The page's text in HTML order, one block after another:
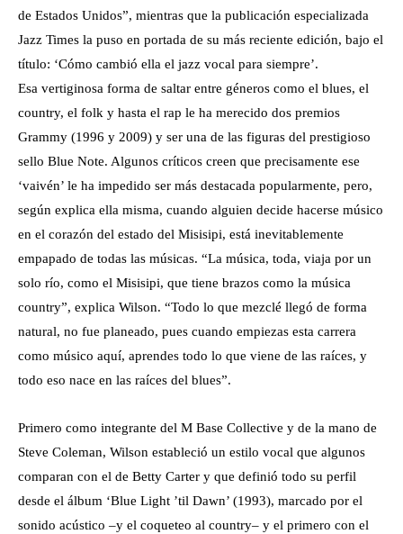
de Estados Unidos”, mientras que la publicación especializada
Jazz Times la puso en portada de su más reciente edición, bajo el
título: ‘Cómo cambió ella el jazz vocal para siempre’.
Esa vertiginosa forma de saltar entre géneros como el blues, el
country, el folk y hasta el rap le ha merecido dos premios
Grammy (1996 y 2009) y ser una de las figuras del prestigioso
sello Blue Note. Algunos críticos creen que precisamente ese
‘vaivén’ le ha impedido ser más destacada popularmente, pero,
según explica ella misma, cuando alguien decide hacerse músico
en el corazón del estado del Misisipi, está inevitablemente
empapado de todas las músicas. “La música, toda, viaja por un
solo río, como el Misisipi, que tiene brazos como la música
country”, explica Wilson. “Todo lo que mezclé llegó de forma
natural, no fue planeado, pues cuando empiezas esta carrera
como músico aquí, aprendes todo lo que viene de las raíces, y
todo eso nace en las raíces del blues”.
Primero como integrante del M Base Collective y de la mano de
Steve Coleman, Wilson estableció un estilo vocal que algunos
comparan con el de Betty Carter y que definió todo su perfil
desde el álbum ‘Blue Light ’til Dawn’ (1993), marcado por el
sonido acústico –y el coqueteo al country– y el primero con el